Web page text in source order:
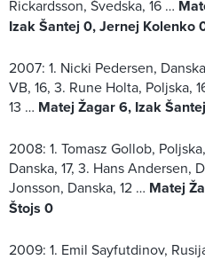
Rickardsson, Švedska, 16 …
Izak Šantej 0, Jernej Kolenko
2007: 1. Nicki Pedersen,
VB, 16, 3. Rune Holta, Poljska,
13 … Matej Žagar 6, Izak
2008: 1. Tomasz Gollob,
Danska, 17, 3. Hans Andersen,
Jonsson, Danska, 12 … Matej
Štojs 0
2009: 1. Emil Sayfutdinov,